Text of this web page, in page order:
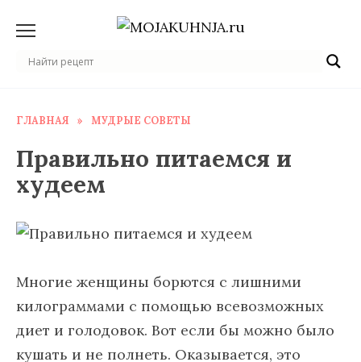
содержанию
ГЛАВНАЯ » МУДРЫЕ СОВЕТЫ
Правильно питаемся и
худеем
Многие женщины борются с лишними
килограммами с помощью всевозможных
диет и голодовок. Вот если бы можно было
кушать и не полнеть. Оказывается, это